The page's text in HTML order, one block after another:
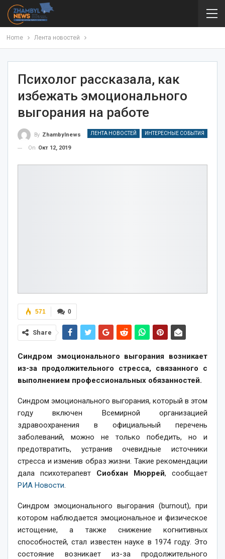
Home Лента новостей
Психолог рассказала, как
избежать эмоционального
выгорания на работе
ЛЕНТА НОВОСТЕЙ ИНТЕРЕСНЫЕ СОБЫТИЯ
By Zhambylnews
On Окт 12, 2019
0
571
Share
Синдром эмоционального выгорания возникает
из-за продолжительного стресса, связанного с
выполнением профессиональных обязанностей.
Синдром эмоционального выгорания, который в этом
году включен Всемирной организацией
здравоохранения в официальный перечень
заболеваний, можно не только победить, но и
предотвратить, устранив очевидные источники
стресса и изменив образ жизни. Такие рекомендации
дала психотерапевт Сиобхан Мюррей, сообщает
РИА Новости.
Синдром эмоционального выгорания (burnout), при
котором наблюдается эмоциональное и физическое
истощение, а также снижение когнитивных
способностей, стал известен науке в 1974 году. Это
состояние возникает из-за продолжительного